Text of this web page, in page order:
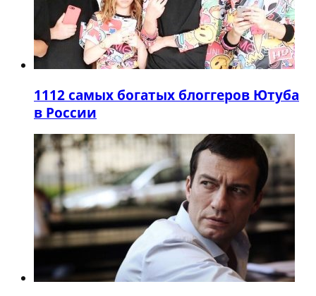
1112 самых богатых блоггеров Ютуба
в России